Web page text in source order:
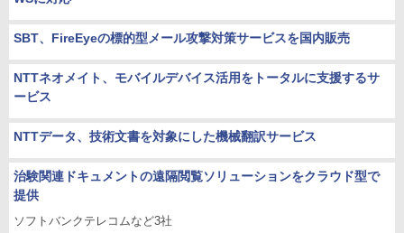
SBT、FireEyeの標的型メール攻撃対策サービスを国内販売
NTTネオメイト、モバイルデバイス活用をトータルに支援するサ
ービス
NTTデータ、技術文書を対象にした機械翻訳サービス
治験関連ドキュメントの遠隔閲覧ソリューションをクラウド型で
提供
ソフトバンクテレコムなど3社